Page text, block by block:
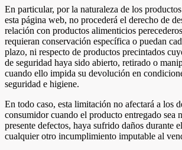
En particular, por la naturaleza de los
esta página web, no procederá el derecho de
relación con productos alimenticios
requieran conservación específica o puedan
plazo, ni respecto de productos precintados
de seguridad haya sido abierto, retirado o
cuando ello impida su devolución en
seguridad e higiene.
En todo caso, esta limitación no afectará a los
consumidor cuando el producto entregado sea
presente defectos, haya sufrido daños durante
cualquier otro incumplimiento imputable al